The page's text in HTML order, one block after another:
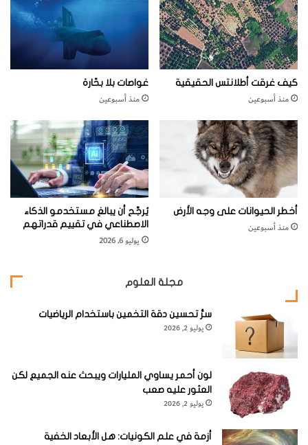
32.8 مليون ميل 2
يمتلك عاهل إنجلترا قانونياً سُدس الأراضي على كوكب الأرض
يمكن صنع الألماس من زبدة
الفول السوداني تحت ضغط عالٍ
12
ساعة
الوقت المذي يستغرقه
ر
أ
ز
م
ة
ل
ل
ك
و
ك
ب
ل
ا
ج
ت
م
ا
ع
ي
ب
ت
ح
ذ
ص
ح
ي
كيف غرقت أطلانتس الحقيقية
منذ أسبوعين
غواصات بلا بحّارة
منذ أسبوعين
أخطر الحيوانات على وجه الأرض
منذ أسبوعين
يُرجَّح أن يبالغ مستخدمو الذكاء
الاصطناعي في تقييم قدراتهم
يوليو 6, 2026
مجلة العلوم
سرُّ تحسين دقة التخمين باستخدام الرياضيات
يوليو 2, 2026
لون أحمر يساوي المليارات ويبحث عنه الجميع لكن
العثور عليه صعب
يوليو 2, 2026
أزمة في علم الكونيات: هل الأبعاد الخفية